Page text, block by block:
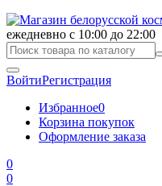
ежедневно с 10:00 до 22:00
ВойтиРегистрация
Избранное0
Корзина покупок
Оформление заказа
0
0